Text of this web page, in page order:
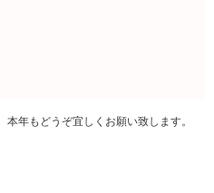
年もどうぞ宜しくお願い致します。